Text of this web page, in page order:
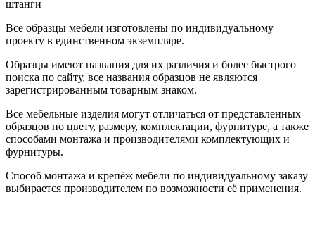
штанги
Все образцы мебели изготовлены по индивидуальному
проекту в единственном экземпляре.
Образцы имеют названия для их различия и более быстрого
поиска по сайту, все названия образцов не являются
зарегистрированным товарным знаком.
Все мебельные изделия могут отличаться от представленных
образцов по цвету, размеру, комплектации, фурнитуре, а также
способами монтажа и производителями комплектующих и
фурнитуры.
Способ монтажа и крепёж мебели по индивидуальному заказу
выбирается производителем по возможности её применения.